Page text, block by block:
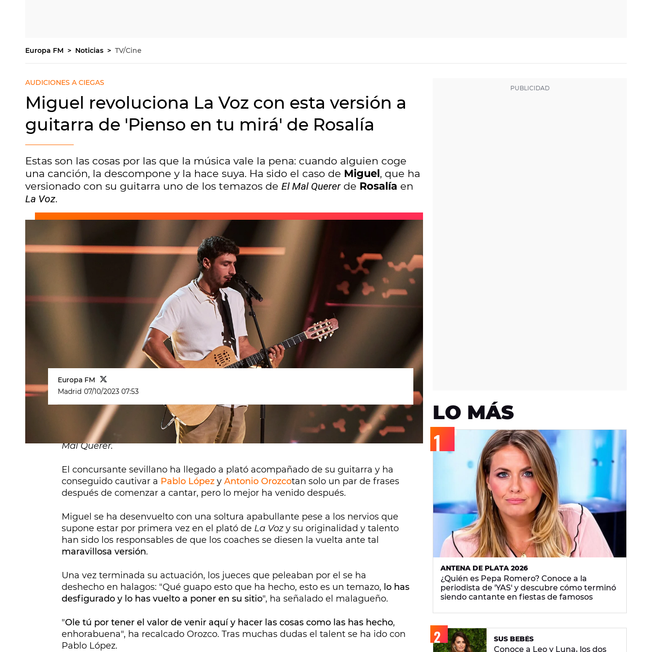
Europa FM Noticias TV/Cine
AUDICIONES A CIEGAS
Miguel revoluciona La Voz con esta versión a
guitarra de 'Pienso en tu mirá' de Rosalía
Estas son las cosas por las que la música vale la pena: cuando alguien coge
una canción, la descompone y la hace suya. Ha sido el caso de Miguel, que ha
versionado con su guitarra uno de los temazos de El Mal Quererde Rosalía en
La Voz.
Europa FM
Madrid 07/10/2023 07:53
Rosalíaes dificil de imitar, por no decir imposible, por eso Miguel
ha creado su
propia versión acústica dePienso en tu mirá , uno de los temas recogidos enEl
Mal Querer.
El concursante sevillano ha llegado a plató acompañado de su guitarra y ha
conseguido cautivar a Pablo López y Antonio Orozcotan solo un par de frases
después de comenzar a cantar, pero lo mejor ha venido después.
Miguel se ha desenvuelto con una soltura apabullante pese a los nervios que
supone estar por primera vez en el plató de La Vozy su originalidad y talento
han sido los responsables de que los coaches se diesen la vuelta ante tal
maravillosa versión.
Una vez terminada su actuación, los jueces que peleaban por el se ha
deshecho en halagos: "Qué guapo esto que ha hecho, esto es un temazo, lo has
desfigurado y lo has vuelto a poner en su sitio", ha señalado el malagueño.
"Ole tú por tener el valor de venir aquí y hacer las cosas como las has hecho,
enhorabuena", ha recalcado Orozco. Tras muchas dudas el talent se ha ido con
Pablo López.
LO MÁS
ANTENA DE PLATA 2026
¿Quién es Pepa Romero? Conoce a la
periodista de 'YAS' y descubre cómo terminó
siendo cantante en fiestas de famosos
SUS BEBÉS
Conoce a Leo y Luna, los dos